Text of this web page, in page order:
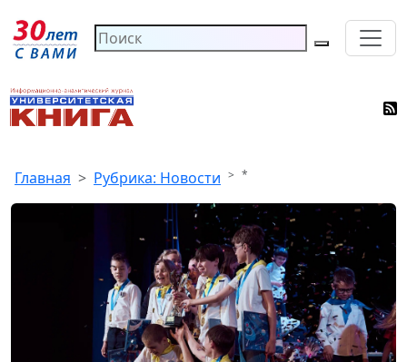
Главная Рубрика: Новости *